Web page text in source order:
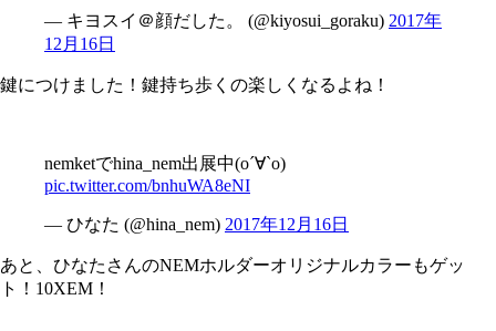
— キヨスイ＠顔だした。 (@kiyosui_goraku) 2017年
12月16日
鍵につけました！鍵持ち歩くの楽しくなるよね！
nemketでhina_nem出展中(о´∀`о)
pic.twitter.com/bnhuWA8eNI
— ひなた (@hina_nem) 2017年12月16日
あと、ひなたさんのNEMホルダーオリジナルカラーもゲッ
ト！10XEM！